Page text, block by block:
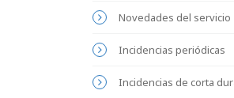
Novedades del servicio
Incidencias periódicas
Incidencias de corta